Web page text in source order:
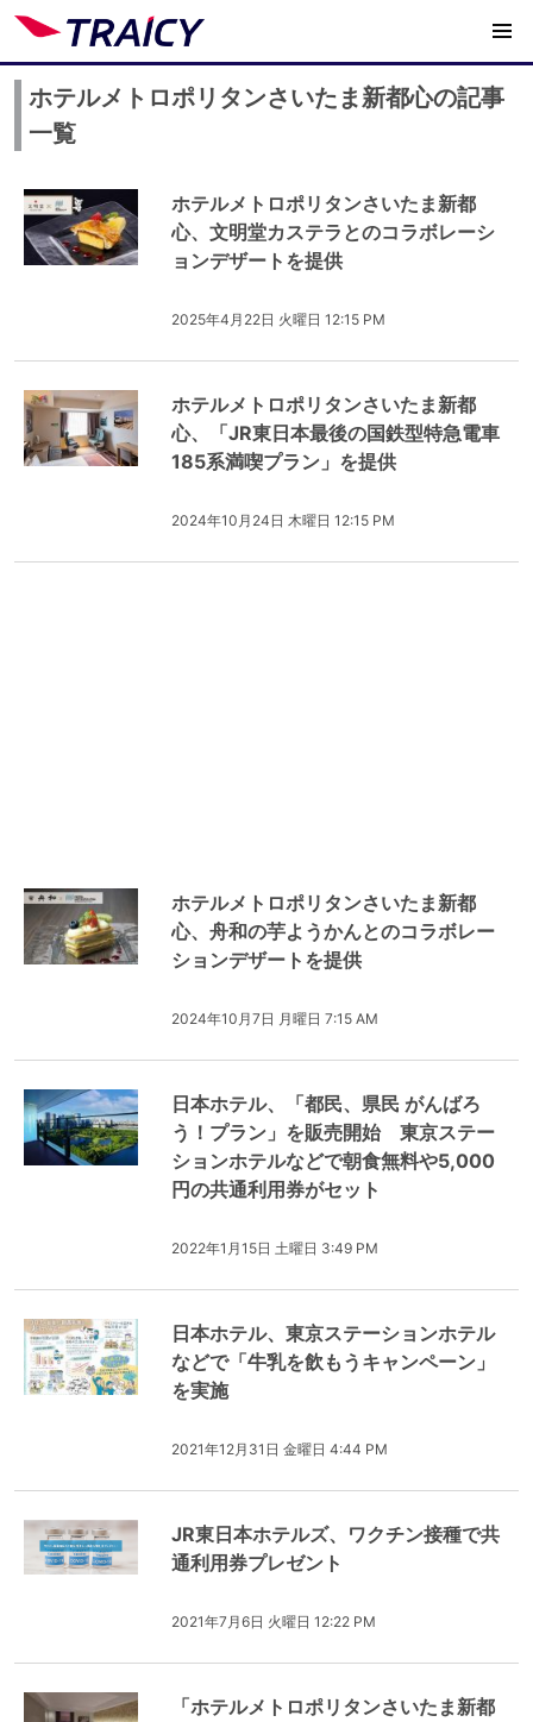
ホテルメトロポリタンさいたま新都心の記事
一覧
ホテルメトロポリタンさいたま新都
心、文明堂カステラとのコラボレーシ
ョンデザートを提供
2025年4月22日 火曜日 12:15 PM
ホテルメトロポリタンさいたま新都
心、「JR東日本最後の国鉄型特急電車
185系満喫プラン」を提供
2024年10月24日 木曜日 12:15 PM
ホテルメトロポリタンさいたま新都
心、舟和の芋ようかんとのコラボレー
ションデザートを提供
2024年10月7日 月曜日 7:15 AM
日本ホテル、「都民、県民 がんばろ
う！プラン」を販売開始 東京ステー
ションホテルなどで朝食無料や5,000
円の共通利用券がセット
2022年1月15日 土曜日 3:49 PM
日本ホテル、東京ステーションホテル
などで「牛乳を飲もうキャンペーン」
を実施
2021年12月31日 金曜日 4:44 PM
JR東日本ホテルズ、ワクチン接種で共
通利用券プレゼント
2021年7月6日 火曜日 12:22 PM
「ホテルメトロポリタンさいたま新都